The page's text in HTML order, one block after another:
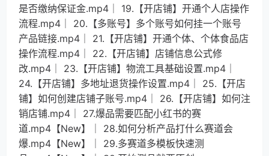
是否缴纳保证金.mp4│ 19.【开店铺】开通个人店操作
流程.mp4│ 20.【多账号】多个账号如何挂一个账号
产品链接.mp4│ 21.【开店铺】开通个体、个体食品店
操作流程.mp4│ 22.【开店铺】店铺信息公式修
改.mp4│ 23.【开店铺】物流工具基础设置.mp4│
24.【开店铺】多地址退货操作设置.mp4│ 25.【开店
铺】如何创建店铺子账号.mp4│ 26.【开店铺】如何注
销店铺.mp4│ 27.爆品需要匹配小红书的赛
道.mp4【New】│ 28.如何分析产品打什么赛道会
爆.mp4【New】│ 29.多赛道多模板快速测